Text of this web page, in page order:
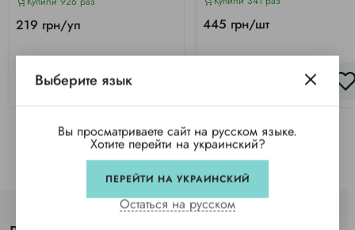
219 грн/уп
КУПИТЬ
445 грн/шт
Выберите язык
Вы просматриваете сайт на русском языке.
Хотите перейти на украинский?
ПЕРЕЙТИ НА УКРАИНСКИЙ
Остаться на русском